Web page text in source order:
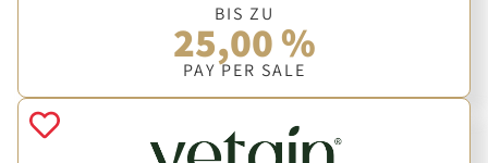
BIS ZU
25,00 %
PAY PER SALE